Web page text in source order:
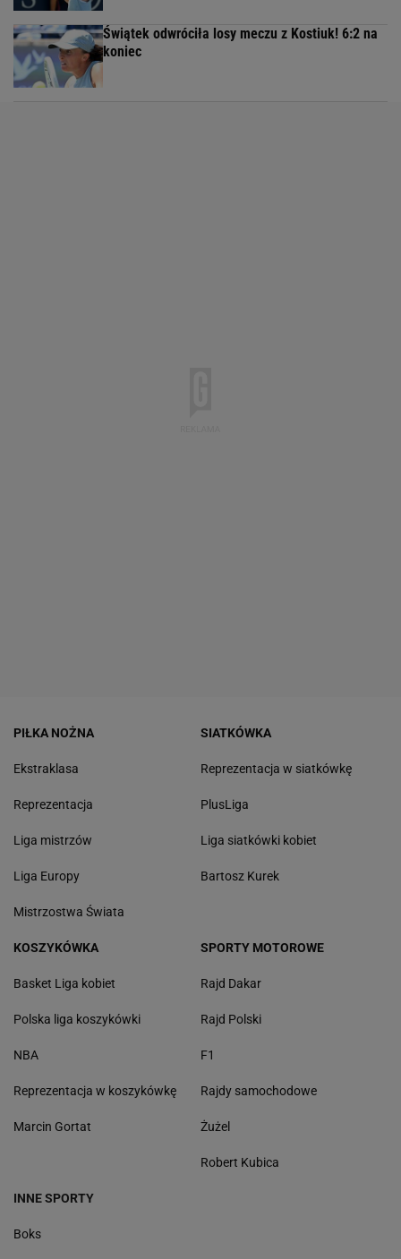
Świątek odwróciła losy meczu z Kostiuk! 6:2 na
koniec
PIŁKA NOŻNA
Ekstraklasa
Reprezentacja
Liga mistrzów
Liga Europy
Mistrzostwa Świata
SIATKÓWKA
Reprezentacja w siatkówkę
PlusLiga
Liga siatkówki kobiet
Bartosz Kurek
KOSZYKÓWKA
Basket Liga kobiet
Polska liga koszykówki
NBA
Reprezentacja w koszykówkę
Marcin Gortat
SPORTY MOTOROWE
Rajd Dakar
Rajd Polski
F1
Rajdy samochodowe
Żużel
Robert Kubica
INNE SPORTY
Boks